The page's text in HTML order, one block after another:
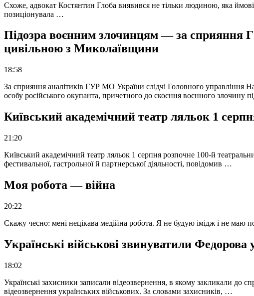
Схоже, адвокат Костянтин Глоба виявився не тільки людиною, яка
позиціонувала …
Підозра воєнним злочинцям — за сприяння
цивільною з Миколаївщини
18:58
За сприяння аналітиків ГУР МО України слідчі Головного управління
особу російського окупанта, причетного до скоєння воєнного злочину
Київський академічний театр ляльок 1
21:20
Київський академічний театр ляльок 1 серпня розпочне 100-й
фестивальної, гастрольної й партнерської діяльності, повідомив …
Моя робота — війна
20:22
Скажу чесно: мені нецікава медійна робота. Я не будую імідж і не
Українські військові звинуватили Федорова
18:02
Українські захисники записали відеозвернення, в якому закликали до
відеозвернення українських військових. За словами захисників, …